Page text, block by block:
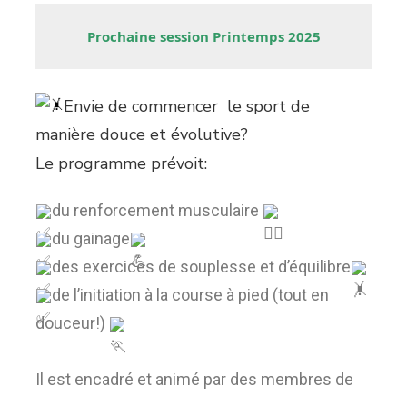
Prochaine session Printemps 2025
Envie de commencer le sport de
manière douce et évolutive?
Le programme prévoit:
du renforcement musculaire
du gainage
des exercices de souplesse et d’équilibre
de l’initiation à la course à pied (tout en
douceur!)
Il est encadré et animé par des membres de